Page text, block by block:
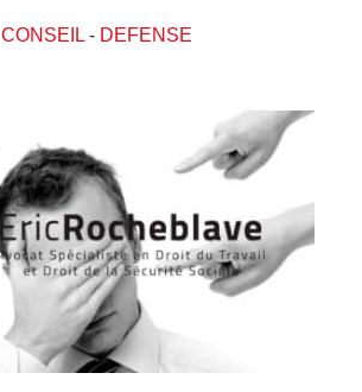
CONSEIL- DEFENSE